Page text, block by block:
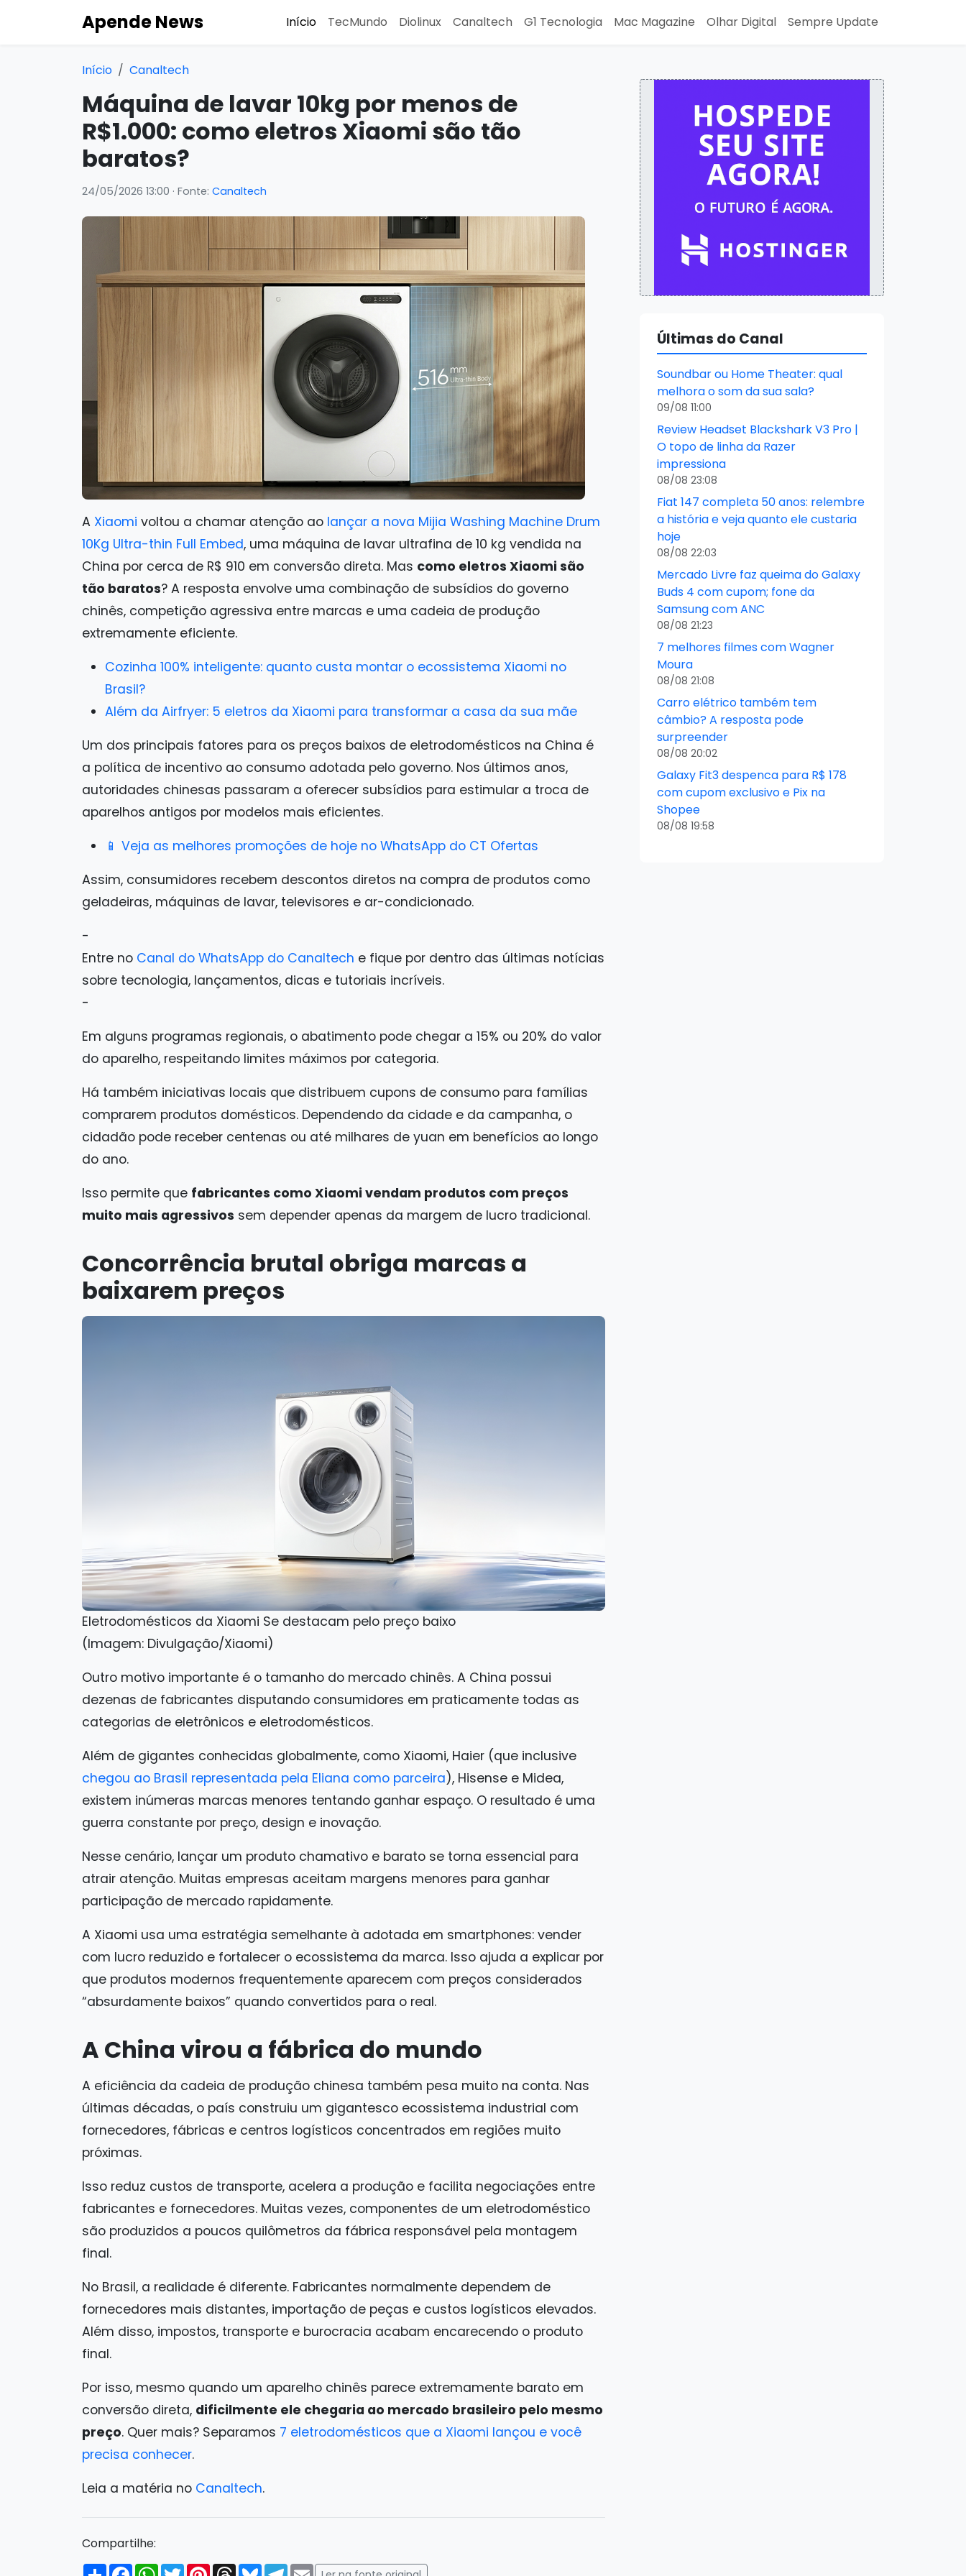
Apende News Início TecMundo Diolinux Canaltech G1 Tecnologia Mac Magazine Olhar Digital Sempre Update
Início Canaltech
Máquina de lavar 10kg por menos de
R$1.000: como eletros Xiaomi são tão
baratos?
24/05/2026 13:00 · Fonte: Canaltech
A Xiaomi voltou a chamar atenção ao lançar a nova Mijia Washing Machine Drum
10Kg Ultra-thin Full Embed, uma máquina de lavar ultrafina de 10 kg vendida na
China por cerca de R$ 910 em conversão direta. Mas como eletros Xiaomi são
tão baratos? A resposta envolve uma combinação de subsídios do governo
chinês, competição agressiva entre marcas e uma cadeia de produção
extremamente eficiente.
Cozinha 100% inteligente: quanto custa montar o ecossistema Xiaomi no
Brasil?
Além da Airfryer: 5 eletros da Xiaomi para transformar a casa da sua mãe
Um dos principais fatores para os preços baixos de eletrodomésticos na China é
a política de incentivo ao consumo adotada pelo governo. Nos últimos anos,
autoridades chinesas passaram a oferecer subsídios para estimular a troca de
aparelhos antigos por modelos mais eficientes.
📱 Veja as melhores promoções de hoje no WhatsApp do CT Ofertas
Assim, consumidores recebem descontos diretos na compra de produtos como
geladeiras, máquinas de lavar, televisores e ar-condicionado.
-
Entre no Canal do WhatsApp do Canaltech e fique por dentro das últimas notícias
sobre tecnologia, lançamentos, dicas e tutoriais incríveis.
-
Em alguns programas regionais, o abatimento pode chegar a 15% ou 20% do valor
do aparelho, respeitando limites máximos por categoria.
Há também iniciativas locais que distribuem cupons de consumo para famílias
comprarem produtos domésticos. Dependendo da cidade e da campanha, o
cidadão pode receber centenas ou até milhares de yuan em benefícios ao longo
do ano.
Isso permite que fabricantes como Xiaomi vendam produtos com preços
muito mais agressivos sem depender apenas da margem de lucro tradicional.
Concorrência brutal obriga marcas a
baixarem preços
Eletrodomésticos da Xiaomi Se destacam pelo preço baixo
(Imagem: Divulgação/Xiaomi)
Outro motivo importante é o tamanho do mercado chinês. A China possui
dezenas de fabricantes disputando consumidores em praticamente todas as
categorias de eletrônicos e eletrodomésticos.
Além de gigantes conhecidas globalmente, como Xiaomi, Haier (que inclusive
chegou ao Brasil representada pela Eliana como parceira), Hisense e Midea,
existem inúmeras marcas menores tentando ganhar espaço. O resultado é uma
guerra constante por preço, design e inovação.
Nesse cenário, lançar um produto chamativo e barato se torna essencial para
atrair atenção. Muitas empresas aceitam margens menores para ganhar
participação de mercado rapidamente.
A Xiaomi usa uma estratégia semelhante à adotada em smartphones: vender
com lucro reduzido e fortalecer o ecossistema da marca. Isso ajuda a explicar por
que produtos modernos frequentemente aparecem com preços considerados
“absurdamente baixos” quando convertidos para o real.
A China virou a fábrica do mundo
A eficiência da cadeia de produção chinesa também pesa muito na conta. Nas
últimas décadas, o país construiu um gigantesco ecossistema industrial com
fornecedores, fábricas e centros logísticos concentrados em regiões muito
próximas.
Isso reduz custos de transporte, acelera a produção e facilita negociações entre
fabricantes e fornecedores. Muitas vezes, componentes de um eletrodoméstico
são produzidos a poucos quilômetros da fábrica responsável pela montagem
final.
No Brasil, a realidade é diferente. Fabricantes normalmente dependem de
fornecedores mais distantes, importação de peças e custos logísticos elevados.
Além disso, impostos, transporte e burocracia acabam encarecendo o produto
final.
Por isso, mesmo quando um aparelho chinês parece extremamente barato em
conversão direta, dificilmente ele chegaria ao mercado brasileiro pelo mesmo
preço. Quer mais? Separamos 7 eletrodomésticos que a Xiaomi lançou e você
precisa conhecer.
Leia a matéria no Canaltech.
Compartilhe:
Compartilhar
FacebookWhatsApp
TwitterPinterestThreadsBlueskyTelegram
Email
Últimas do Canal
Soundbar ou Home Theater: qual
melhora o som da sua sala?
09/08 11:00
Review Headset Blackshark V3 Pro |
O topo de linha da Razer
impressiona
08/08 23:08
Fiat 147 completa 50 anos: relembre
a história e veja quanto ele custaria
hoje
08/08 22:03
Mercado Livre faz queima do Galaxy
Buds 4 com cupom; fone da
Samsung com ANC
08/08 21:23
7 melhores filmes com Wagner
Moura
08/08 21:08
Carro elétrico também tem
câmbio? A resposta pode
surpreender
08/08 20:02
Galaxy Fit3 despenca para R$ 178
com cupom exclusivo e Pix na
Shopee
08/08 19:58